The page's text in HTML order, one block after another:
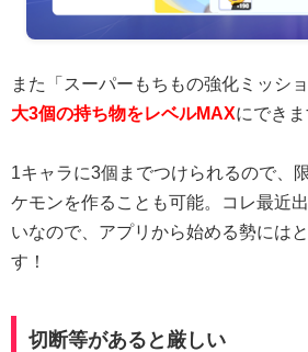
また「スーパーもちもの強化ミッシ
大3個の持ち物をレベルMAXにできま
1キャラに3個までつけられるので、
ケモンを作ることも可能。コレ最近
いなので、アプリから始める勢には
す！
切断等があると厳しい